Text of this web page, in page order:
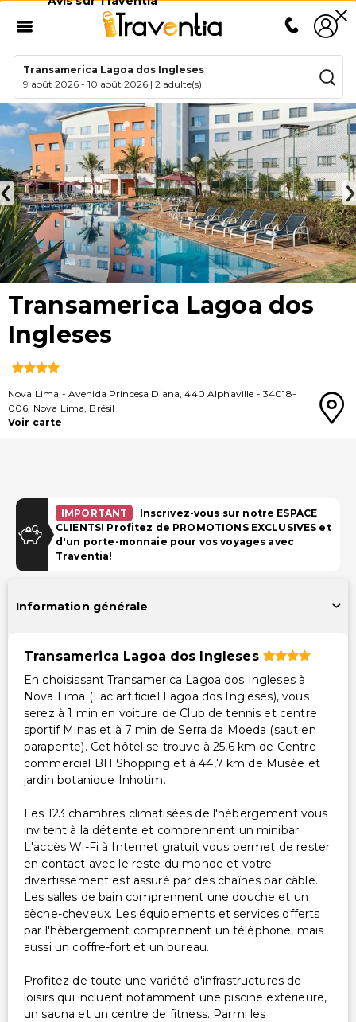
Transamerica Lagoa dos Ingleses
9 août 2026 -10 août 2026 |2 adulte(s)
Transamerica Lagoa dos
Ingleses
Nova Lima - Avenida Princesa Diana, 440 Alphaville - 34018-
006, Nova Lima, Brésil
Voir carte
IMPORTANT
Inscrivez-vous sur notre ESPACE
CLIENTS! Profitez de PROMOTIONS EXCLUSIVES et
d'un porte-monnaie pour vos voyages avec
Traventia!
Information générale
Transamerica Lagoa dos Ingleses
En choisissant Transamerica Lagoa dos Ingleses à
Nova Lima (Lac artificiel Lagoa dos Ingleses), vous
serez à 1 min en voiture de Club de tennis et centre
sportif Minas et à 7 min de Serra da Moeda (saut en
parapente). Cet hôtel se trouve à 25,6 km de Centre
commercial BH Shopping et à 44,7 km de Musée et
jardin botanique Inhotim.
Les 123 chambres climatisées de l'hébergement vous
invitent à la détente et comprennent un minibar.
L'accès Wi-Fi à Internet gratuit vous permet de rester
en contact avec le reste du monde et votre
divertissement est assuré par des chaînes par câble.
Les salles de bain comprennent une douche et un
sèche-cheveux. Les équipements et services offerts
par l'hébergement comprennent un téléphone, mais
aussi un coffre-fort et un bureau.
Profitez de toute une variété d'infrastructures de
loisirs qui incluent notamment une piscine extérieure,
un sauna et un centre de fitness. Parmi les